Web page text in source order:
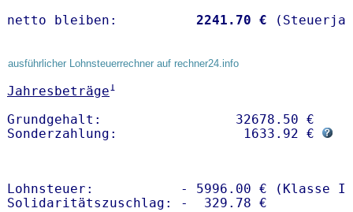
netto bleiben: 2241.70 €
ausführlicher Lohnsteuerrechner auf rechner24.info
Jahresbeträge1
Grundgehalt:                 32678.50 €
Sonderzahlung:                1633.92 €
Lohnsteuer:           - 5996.00 € (Klasse I)
Solidaritätszuschlag: -  329.78 €